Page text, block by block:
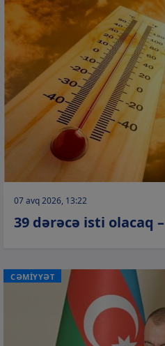
07 avq 2026, 13:22
39 dərəcə isti olacaq –
CƏMİYYƏT